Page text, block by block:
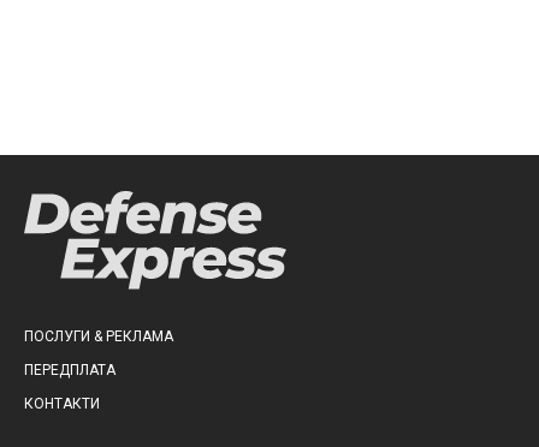
ПОСЛУГИ & РЕКЛАМА
ПЕРЕДПЛАТА
КОНТАКТИ